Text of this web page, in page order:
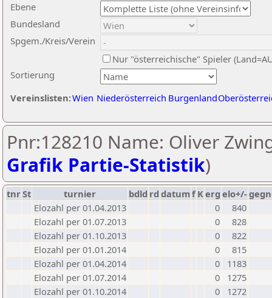
Ebene
Sortierung
Bundesland
Spgem./Kreis/Verein
Nur "österreichische" Spieler
Vereinslisten:Wien Niederösterreich Burgenland
Pnr:128210 Name: Oliver
Grafik Partie-Statistik)
tnrSt turnier bdld rd datumf Kerg elo+/-
Elozahl per 01.04.2013
0
840
Elozahl per 01.07.2013
0
828
Elozahl per 01.10.2013
0
822
Elozahl per 01.01.2014
0
815
Elozahl per 01.04.2014
0
1183
Elozahl per 01.07.2014
0
1275
Elozahl per 01.10.2014
0
1272